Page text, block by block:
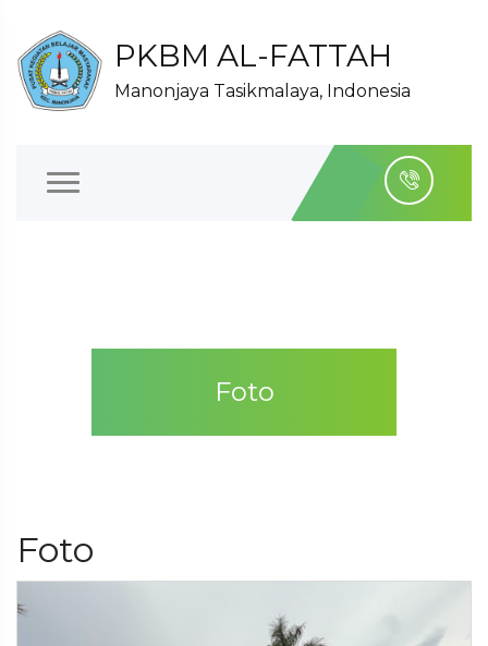
PKBM AL-FATTAH
Manonjaya Tasikmalaya, Indonesia
Foto
Foto